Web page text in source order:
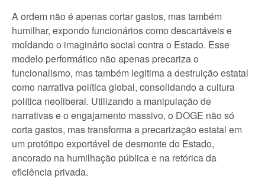
A ordem não é apenas cortar gastos, mas também
humilhar, expondo funcionários como descartáveis e
moldando o imaginário social contra o Estado. Esse
modelo performático não apenas precariza o
funcionalismo, mas também legitima a destruição estatal
como narrativa política global, consolidando a cultura
política neoliberal. Utilizando a manipulação de
narrativas e o engajamento massivo, o DOGE não só
corta gastos, mas transforma a precarização estatal em
um protótipo exportável de desmonte do Estado,
ancorado na humilhação pública e na retórica da
eficiência privada.